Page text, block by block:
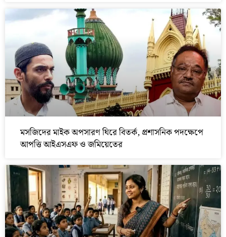
মসজিদের মাইক অপসারণ ঘিরে বিতর্ক, প্রশাসনিক পদক্ষেপে
আপত্তি আইএসএফ ও জমিয়েতের